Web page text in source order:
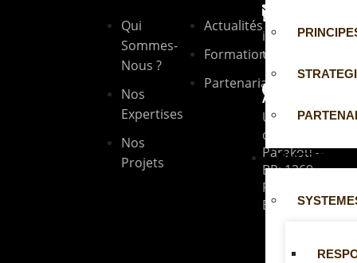
UNITÉS
Qui
Sommes-
Nous ?
Nos
Expertises
Nos
Projets
Actualités
Formations
Partenariats
Email
info@lrida-
up.org
Adresse
Université
de
Parakou --
BP: 1269
Parakou,
Bénin